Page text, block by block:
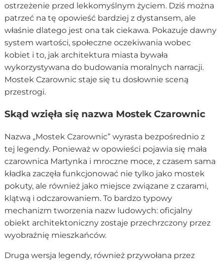
ostrzeżenie przed lekkomyślnym życiem. Dziś można
patrzeć na tę opowieść bardziej z dystansem, ale
właśnie dlatego jest ona tak ciekawa. Pokazuje dawny
system wartości, społeczne oczekiwania wobec
kobiet i to, jak architektura miasta bywała
wykorzystywana do budowania moralnych narracji.
Mostek Czarownic staje się tu dosłownie sceną
przestrogi.
Skąd wzięła się nazwa Mostek Czarownic
Nazwa „Mostek Czarownic” wyrasta bezpośrednio z
tej legendy. Ponieważ w opowieści pojawia się mała
czarownica Martynka i mroczne moce, z czasem sama
kładka zaczęła funkcjonować nie tylko jako mostek
pokuty, ale również jako miejsce związane z czarami,
klątwą i odczarowaniem. To bardzo typowy
mechanizm tworzenia nazw ludowych: oficjalny
obiekt architektoniczny zostaje przechrzczony przez
wyobraźnię mieszkańców.
Druga wersja legendy, również przywołana przez